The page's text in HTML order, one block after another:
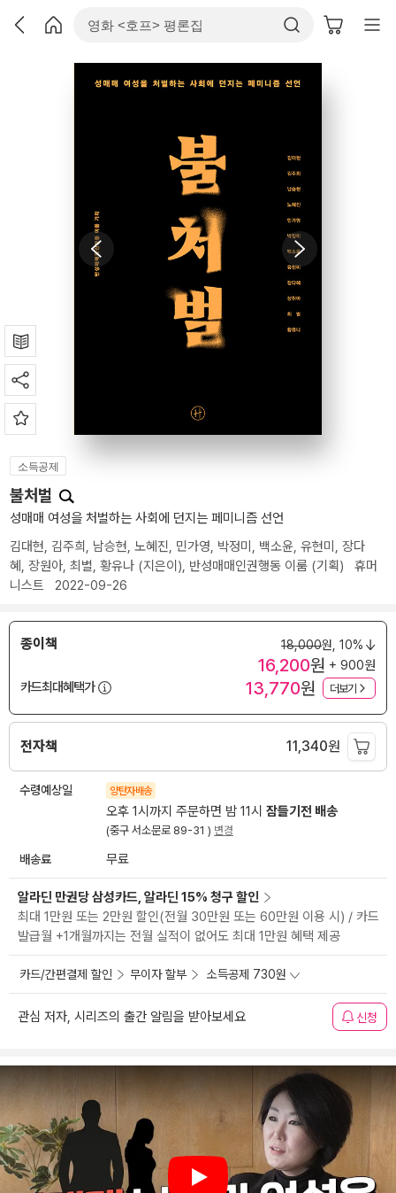
소득공제
불처벌
성매매 여성을 처벌하는 사회에 던지는 페미니즘 선언
김대현, 김주희 , 남승현, 노혜진, 민가영, 박정미 , 백소윤, 유현미 , 장다
혜 , 장원아, 최별, 황유나 (지은이), 반성매매인권행동 이룸 (기획) 휴머
니스트 2022-09-26
종이책 18,000원, 10%
16,200원 + 900원
카드최대혜택가
13,770원 더보기
전자책 11,340원
수령예상일 양탄자배송
오후 1시까지 주문하면 밤 11시 잠들기전 배송
(중구 서소문로 89-31 ) 변경
배송료 무료
알라딘 만권당 삼성카드, 알라딘 15% 청구 할인
최대 1만원 또는 2만원 할인(전월 30만원 또는 60만원 이용 시) / 카드
발급월 +1개월까지는 전월 실적이 없어도 최대 1만원 혜택 제공
카드/간편결제 할인 무이자 할부 소득공제 730원
관심 저자, 시리즈의 출간 알림을 받아보세요 신청
Play